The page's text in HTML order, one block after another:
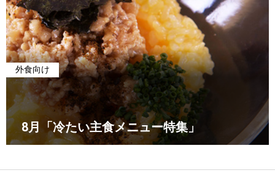
外食向け
8月「冷たい主食メニュー特集」